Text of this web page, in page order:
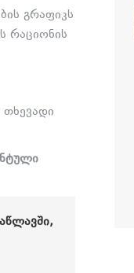
გრაფიკს
რაციონის